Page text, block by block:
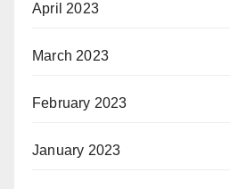
April 2023
March 2023
February 2023
January 2023